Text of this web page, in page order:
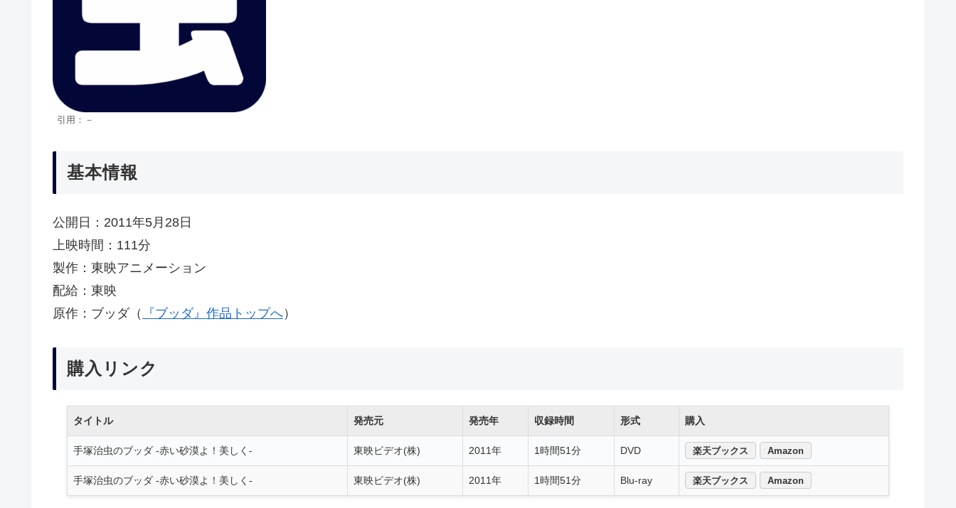
引用：－
基本情報
公開日：2011年5月28日
上映時間：111分
製作：東映アニメーション
配給：東映
原作：ブッダ（
『ブッダ』作品トップへ）
購入リンク
タイトル 発売元 発売年 収録時間 形式 購入
手塚治虫のブッダ -赤い砂漠よ！美しく- 東映ビデオ(株) 2011年 1時間51分 DVD 楽天ブックス Amazon
手塚治虫のブッダ -赤い砂漠よ！美しく- 東映ビデオ(株) 2011年 1時間51分 Blu-ray 楽天ブックス Amazon